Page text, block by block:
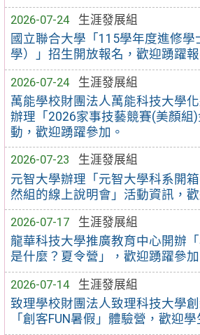
2026-07-24
生涯發展組
國立聯合大學「115學年度進修學
學）」招生開放報名，歡迎踴躍報
2026-07-24
生涯發展組
萬能學校財團法人萬能科技大學
辦理「2026家事技藝競賽(美顏組
動，歡迎踴躍參加。
2026-07-23
生涯發展組
元智大學辦理「元智大學科系開
然組的線上說明會」活動資訊，
2026-07-17
生涯發展組
龍華科技大學推廣教育中心開辦
是什麼？夏令營」，歡迎踴躍參加
2026-07-14
生涯發展組
致理學校財團法人致理科技大學
「創客FUN暑假」體驗營，歡迎